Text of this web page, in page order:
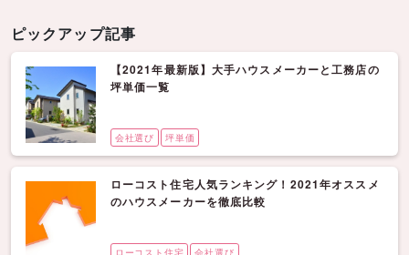
ピックアップ記事
【2021年最新版】大手ハウスメーカーと工務店の
坪単価一覧
会社選び 坪単価
ローコスト住宅人気ランキング！2021年オススメ
のハウスメーカーを徹底比較
ローコスト住宅 会社選び